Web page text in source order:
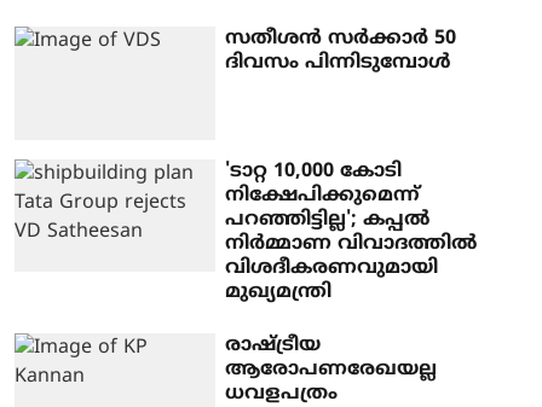
സതീശന്‍ സര്‍ക്കാര്‍ 50
ദിവസം പിന്നിടുമ്പോള്‍
'ടാറ്റ 10,000 കോടി
നിക്ഷേപിക്കുമെന്ന്
പറഞ്ഞിട്ടില്ല'; കപ്പൽ
നിർമ്മാണ വിവാദത്തിൽ
വിശദീകരണവുമായി
മുഖ്യമന്ത്രി
രാഷ്ട്രീയ
ആരോപണരേഖയല്ല
ധവളപത്രം